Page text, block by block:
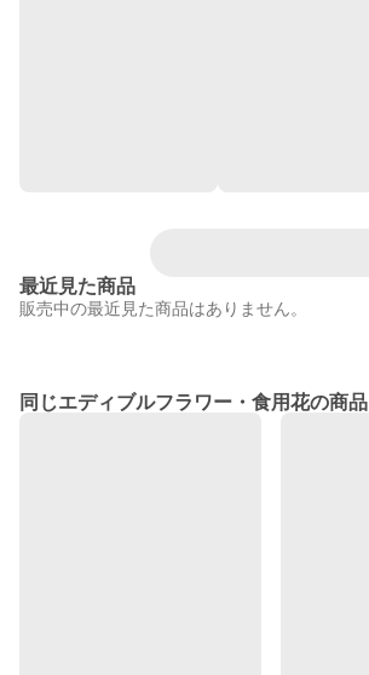
最近見た商品
販売中の最近見た商品はありません。
同じエディブルフラワー・食用花の商品